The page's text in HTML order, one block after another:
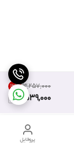
۱۳٬۲۵۷٬۰۰۰ 12%
11,539,000
پروفایل